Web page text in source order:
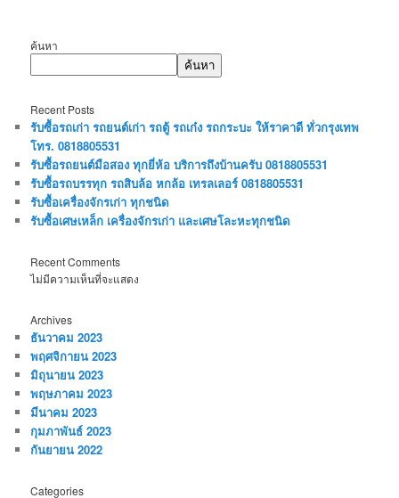
ค้นหา
ค้นหา
Recent Posts
รับซื้อรถเก่า รถยนต์เก่า รถตู้ รถเก๋ง รถกระบะ ให้ราคาดี ทั่วกรุงเทพ
โทร. 0818805531
รับซื้อรถยนต์มือสอง ทุกยี่ห้อ บริการถึงบ้านครับ 0818805531
รับซื้อรถบรรทุก รถสิบล้อ หกล้อ เทรลเลอร์ 0818805531
รับซื้อเครื่องจักรเก่า ทุกชนิด
รับซื้อเศษเหล็ก เครื่องจักรเก่า และเศษโละหะทุกชนิด
Recent Comments
ไม่มีความเห็นที่จะแสดง
Archives
ธันวาคม 2023
พฤศจิกายน 2023
มิถุนายน 2023
พฤษภาคม 2023
มีนาคม 2023
กุมภาพันธ์ 2023
กันยายน 2022
Categories